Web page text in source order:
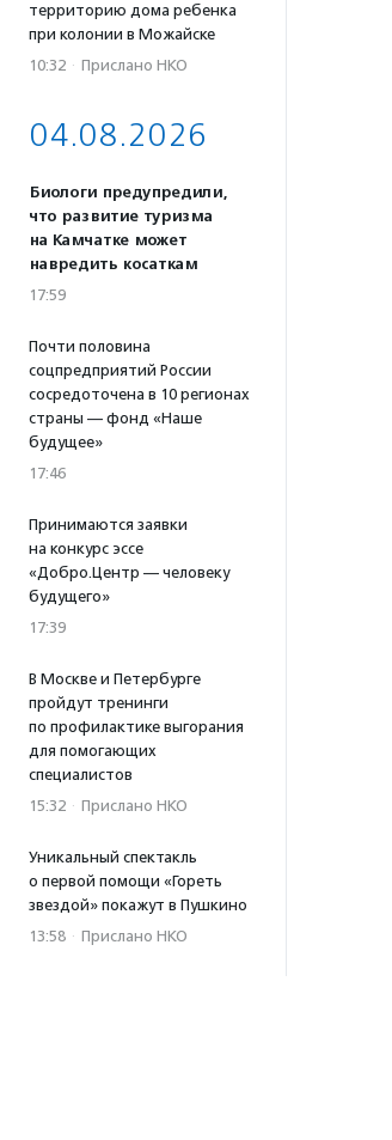
территорию дома ребенка
при колонии в Можайске
10:32 · Прислано НКО
04.08.2026
Биологи предупредили,
что развитие туризма
на Камчатке может
навредить косаткам
17:59
Почти половина
соцпредприятий России
сосредоточена в 10 регионах
страны — фонд «Наше
будущее»
17:46
Принимаются заявки
на конкурс эссе
«Добро.Центр — человеку
будущего»
17:39
В Москве и Петербурге
пройдут тренинги
по профилактике выгорания
для помогающих
специалистов
15:32 · Прислано НКО
Уникальный спектакль
о первой помощи «Гореть
звездой» покажут в Пушкино
13:58 · Прислано НКО